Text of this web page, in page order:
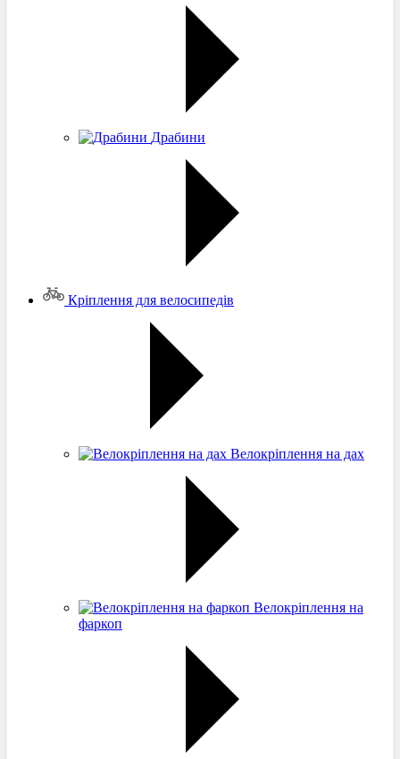
Драбини
Кріплення для велосипедів
Велокріплення на дах
Велокріплення на
фаркоп